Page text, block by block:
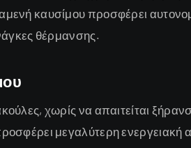
καυσίμου προσφέρει
θέρμανσης.
χωρίς να απαιτείται
μεγαλύτερη ενεργειακή